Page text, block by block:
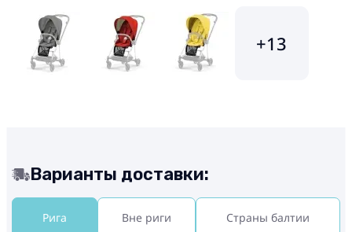
+13
Варианты доставки:
Рига Вне риги Страны балтии